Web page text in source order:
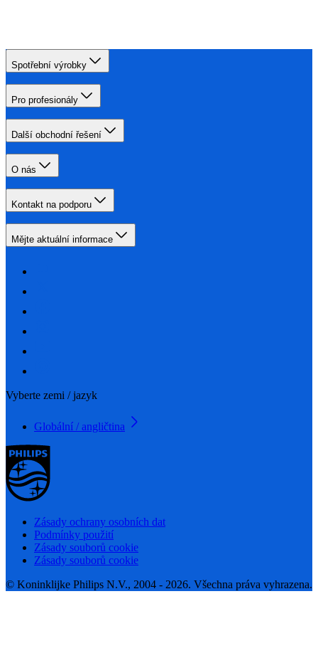
Spotřební výrobky
Pro profesionály
Další obchodní řešení
O nás
Kontakt na podporu
Mějte aktuální informace
Vyberte zemi / jazyk
Globální / angličtina
Zásady ochrany osobních dat
Podmínky použití
Zásady souborů cookie
Zásady souborů cookie
© Koninklijke Philips N.V., 2004 - 2026. Všechna práva vyhrazena.